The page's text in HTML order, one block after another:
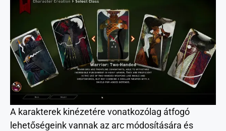
A karakterek kinézetére vonatkozólag átfogó
lehetőségeink vannak az arc módosítására és